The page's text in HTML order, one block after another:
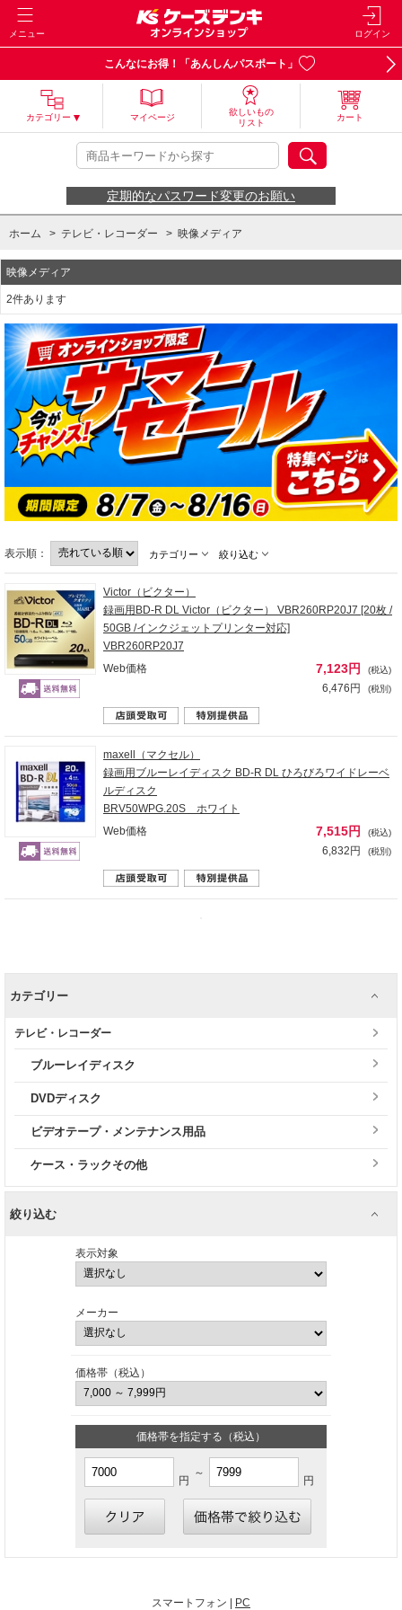
メニュー ログイン
こんなにお得！「あんしんパスポート」
カテゴリー マイページ
欲しいもの
リスト
カート
定期的なパスワード変更のお願い
ホーム > テレビ・レコーダー > 映像メディア
映像メディア
2件あります
表示順： カテゴリー 絞り込む
Victor（ビクター）
録画用BD-R DL Victor（ビクター） VBR260RP20J7 [20枚 /
50GB /インクジェットプリンター対応]
VBR260RP20J7
Web価格
7,123円 (税込)
6,476円 (税別)
maxell（マクセル）
録画用ブルーレイディスク BD-R DL ひろびろワイドレーベ
ルディスク
BRV50WPG.20S ホワイト
Web価格
7,515円 (税込)
6,832円 (税別)
カテゴリー
テレビ・レコーダー
ブルーレイディスク
DVDディスク
ビデオテープ・メンテナンス用品
ケース・ラックその他
絞り込む
表示対象
メーカー
価格帯（税込）
価格帯を指定する（税込）
円
～
円
スマートフォン | PC